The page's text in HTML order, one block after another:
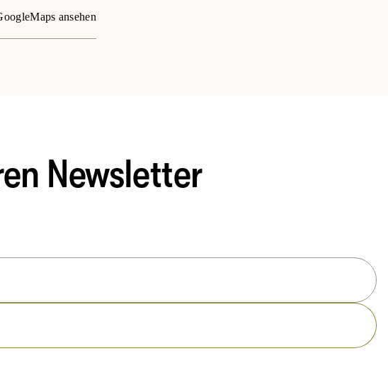
ansehen
Newsletter